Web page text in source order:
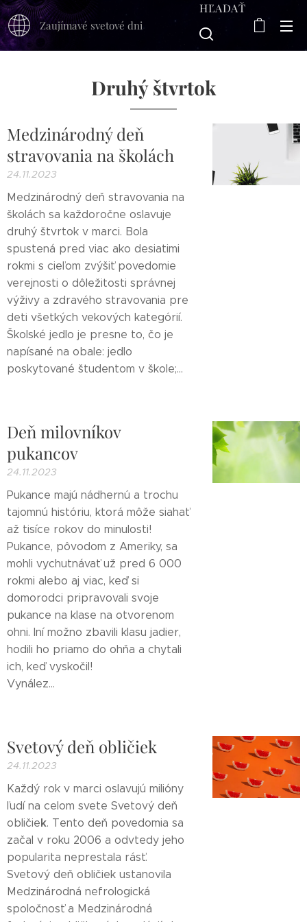
Zaujímavé svetové dni
HĽADAŤ
Druhý štvrtok
Medzinárodný deň
stravovania na školách
24.11.2023
Medzinárodný deň stravovania na
školách sa každoročne oslavuje
druhý štvrtok v marci. Bola
spustená pred viac ako desiatimi
rokmi s cieľom zvýšiť povedomie
verejnosti o dôležitosti správnej
výživy a zdravého stravovania pre
deti všetkých vekových kategórií.
Školské jedlo je presne to, čo je
napísané na obale: jedlo
poskytované študentom v škole;...
Deň milovníkov
pukancov
24.11.2023
Pukance majú nádhernú a trochu
tajomnú históriu, ktorá môže siahať
až tisíce rokov do minulosti!
Pukance, pôvodom z Ameriky, sa
mohli vychutnávať už pred 6 000
rokmi alebo aj viac, keď si
domorodci pripravovali svoje
pukance na klase na otvorenom
ohni. Iní možno zbavili klasu jadier,
hodili ho priamo do ohňa a chytali
ich, keď vyskočil!
Vynález...
Svetový deň obličiek
24.11.2023
Každý rok v marci oslavujú milióny
ľudí na celom svete Svetový deň
obličiek. Tento deň povedomia sa
začal v roku 2006 a odvtedy jeho
popularita neprestala rásť.
Svetový deň obličiek ustanovila
Medzinárodná nefrologická
spoločnosť a Medzinárodná